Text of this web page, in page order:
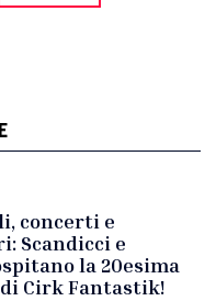
concerti e
Scandicci e
la 20esima
Cirk Fantastik!